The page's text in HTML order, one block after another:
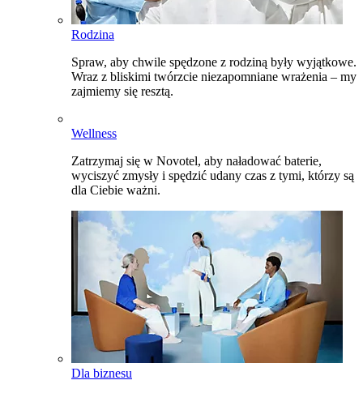
Rodzina
Spraw, aby chwile spędzone z rodziną były wyjątkowe.
Wraz z bliskimi twórzcie niezapomniane wrażenia – my
zajmiemy się resztą.
Wellness
Zatrzymaj się w Novotel, aby naładować baterie,
wyciszyć zmysły i spędzić udany czas z tymi, którzy są
dla Ciebie ważni.
Dla biznesu